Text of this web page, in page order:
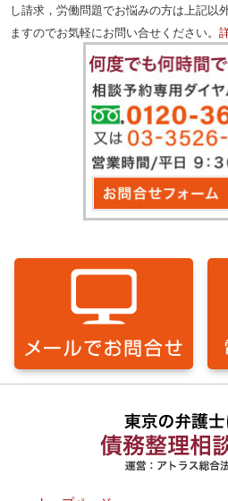
し請求，労働問題でお悩みの方は上記以
ますのでお気軽にお問い合せください。